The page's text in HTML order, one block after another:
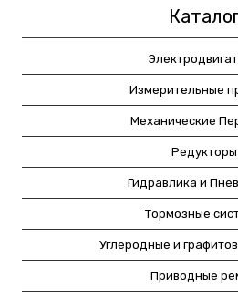
Измерительные
Механические
Редукторы
Гидравлика и
Тормозные
Углеродные и
Приводные